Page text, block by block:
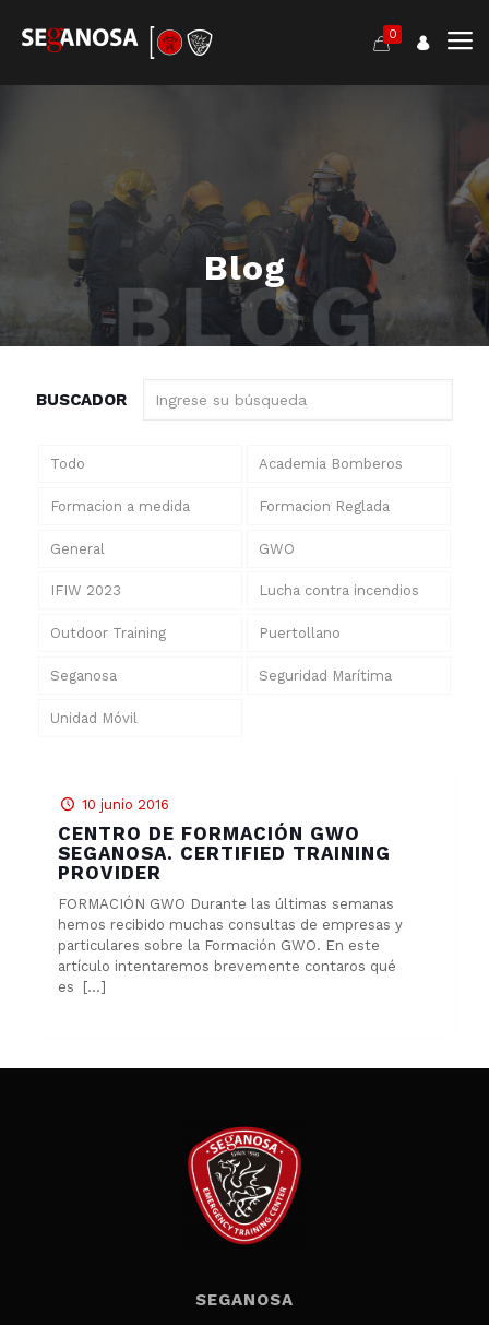
0
Blog
BUSCADOR
Todo Academia Bomberos
Formacion a medida Formacion Reglada
General GWO
IFIW 2023 Lucha contra incendios
Outdoor Training Puertollano
Seganosa Seguridad Marítima
Unidad Móvil
10 junio 2016
CENTRO DE FORMACIÓN GWO
SEGANOSA. CERTIFIED TRAINING
PROVIDER
FORMACIÓN GWO Durante las últimas semanas
hemos recibido muchas consultas de empresas y
particulares sobre la Formación GWO. En este
artículo intentaremos brevemente contaros qué
es
[…]
SEGANOSA